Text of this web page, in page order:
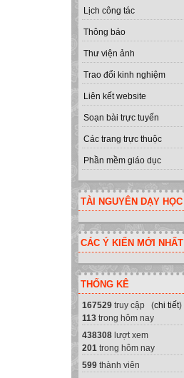
Lịch công tác
Thông báo
Thư viện ảnh
Trao đổi kinh nghiệm
Liên kết website
Soạn bài trực tuyến
Các trang trực thuộc
Phần mềm giáo dục
TÀI NGUYÊN DẠY HỌC
CÁC Ý KIẾN MỚI NHẤT
THỐNG KÊ
167529 truy cập (chi tiết)
113 trong hôm nay
438308 lượt xem
201 trong hôm nay
599 thành viên